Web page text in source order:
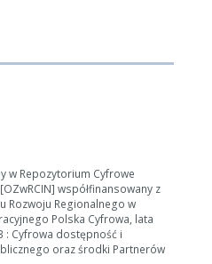
przetworzenia generowanie pliku
można ograniczyć dane np.
w Repozytorium Cyfrowe
współfinansowany z
Rozwoju Regionalnego w
Polska Cyfrowa, lata
: Cyfrowa dostępność i
oraz środki Partnerów